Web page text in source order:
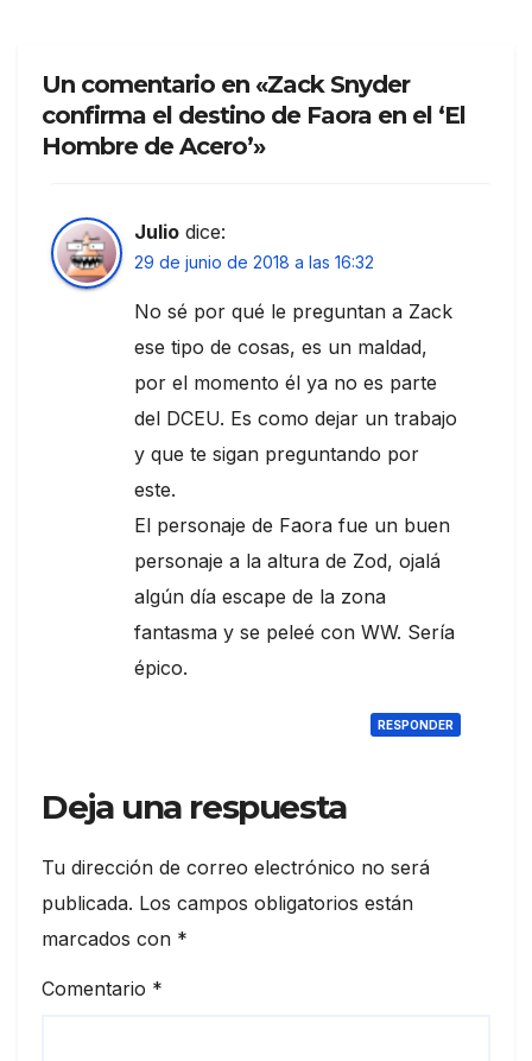
Un comentario en «Zack Snyder
confirma el destino de Faora en el ‘El
Hombre de Acero’»
Julio dice:
29 de junio de 2018 a las 16:32
No sé por qué le preguntan a Zack
ese tipo de cosas, es un maldad,
por el momento él ya no es parte
del DCEU. Es como dejar un trabajo
y que te sigan preguntando por
este.
El personaje de Faora fue un buen
personaje a la altura de Zod, ojalá
algún día escape de la zona
fantasma y se peleé con WW. Sería
épico.
RESPONDER
Deja una respuesta
Tu dirección de correo electrónico no será
publicada. Los campos obligatorios están
marcados con *
Comentario *